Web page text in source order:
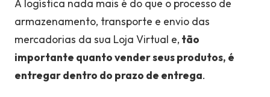
A logística nada mais é do que o processo de
armazenamento, transporte e envio das
mercadorias da sua Loja Virtual e, tão
importante quanto vender seus produtos, é
entregar dentro do prazo de entrega.